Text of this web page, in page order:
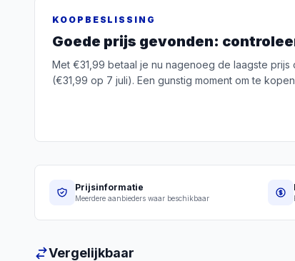
KOOPBESLISSING
Goede prijs gevonden:
Met €31,99 betaal je nu nagenoeg de laagste
(€31,99 op 7 juli). Een gunstig moment om te
Prijsinformatie
Meerdere aanbieders waar beschikbaar
Vergelijkbaar